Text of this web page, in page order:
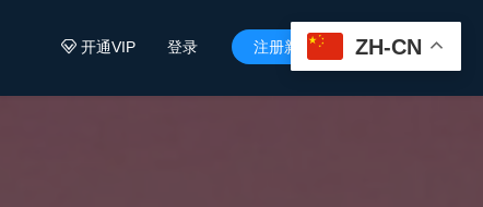
开通VIP 登录 注册新用户 
ZH-CN